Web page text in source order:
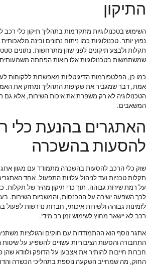
התיקון
השימוש בטכנולוגיות מתקדמות בתהליך תיקון כלי
נפוץ יותר. טכנולוגיות כמו ניתוח נתונים ובינה
תקלות ולבצע תיקונים לפני שהן מתרחשות. נתונים
שמשתמשות בטכנולוגיות אלו רואות הפחתה
כמו כן, הפלטפורמות הדיגיטליות מאפשרות ללקוחות
אמת, דבר שמגביר את שקיפות התהליך ומחזק את
הטכנולוגיה לא רק משפרת את איכות השירות, אלא גם
המשאבים.
האתגרים בהנעת כלי
להסעות בהשכרה
שוק כלי הרכב להסעות בהשכרה מתמודד עם מגוון
תקלות טכניות ועד לניהול עלויות התפעול. אחד
על רמת שירות גבוהה, תוך כדי תיקון מהיר של תקלות.
לכך השפעה ישירה על ההכנסות, והמשכיות השירות.
לזמינות גבוהה ולשירות איכותי, חברות נדרשות
רכב לא יישאר מחוץ לשימוש זמן רב מידי.
אתגר נוסף הוא ההתמודדות עם חוקים ורגולציות
התחבורה והסעות הציבוריות עשויים להשפיע על שיטות
חברות חייבות להותיר את אצבען על הדופק ולוודא
החוק, מה שמחייב השקעה נוספת בתהליכי הכשרה